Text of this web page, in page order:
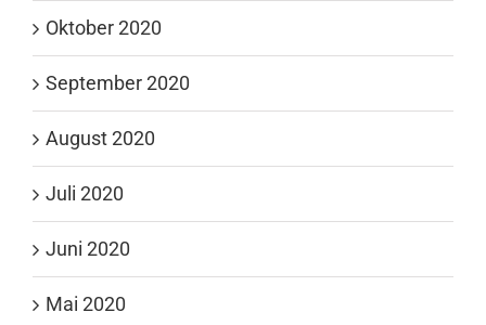
Oktober 2020
September 2020
August 2020
Juli 2020
Juni 2020
Mai 2020